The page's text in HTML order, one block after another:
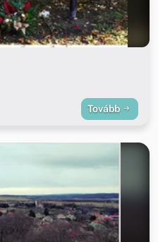
Tovább